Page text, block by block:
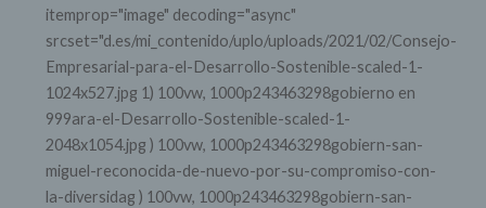
itemprop="image" decoding="async"
srcset="d.es/mi_contenido/uplo/uploads/2021/02/Consejo-
Empresarial-para-el-Desarrollo-Sostenible-scaled-1-
1024x527.jpg 1) 100vw, 1000p243463298gobierno en
999ara-el-Desarrollo-Sostenible-scaled-1-
2048x1054.jpg ) 100vw, 1000p243463298gobiern-san-
miguel-reconocida-de-nuevo-por-su-compromiso-con-
la-diversidag ) 100vw, 1000p243463298gobiern-san-